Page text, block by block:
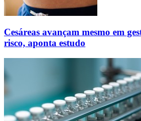
Cesáreas avançam mesmo em
risco, aponta estudo